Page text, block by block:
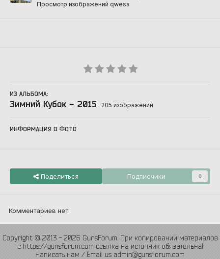
Просмотр изображений qwesa
ИЗ АЛЬБОМА:
Зимний Кубок - 2015 · 205 изображений
ИНФОРМАЦИЯ О ФОТО
Поделиться Подписчики 0
Комментариев нет
Copyright © 2013 - 2026 GunsForum. При копировании материалов
с https://gunsforum.com ссылка на источник обязательна!
Написать нам / Email us admin@gunsforum.com